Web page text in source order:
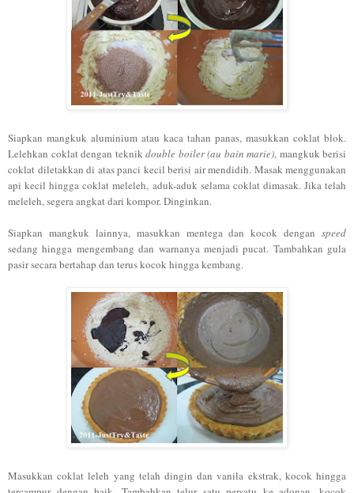
Siapkan mangkuk aluminium atau kaca tahan panas, masukkan coklat blok.
Lelehkan coklat dengan teknikdouble boiler (au bain marie), mangkuk berisi
coklat diletakkan di atas panci kecil berisi air mendidih. Masak menggunakan
api kecil hingga coklat meleleh, aduk-aduk selama coklat dimasak. Jika telah
meleleh, segera angkat dari kompor. Dinginkan.
Siapkan mangkuk lainnya, masukkan mentega dan kocok dengan speed
sedang hingga mengembang dan warnanya menjadi pucat. Tambahkan gula
pasir secara bertahap dan terus kocok hingga kembang.
Masukkan coklat leleh yang telah dingin dan vanila ekstrak, kocok hingga